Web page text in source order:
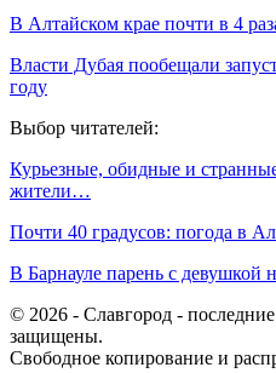
В Алтайском крае почти в 4
Власти Дубая пообещали
году
Выбор читателей:
Курьезные, обидные и
жители…
Почти 40 градусов: погода в
В Барнауле парень с девушкой
© 2026 - Славгород -
защищены.
Свободное копирование и